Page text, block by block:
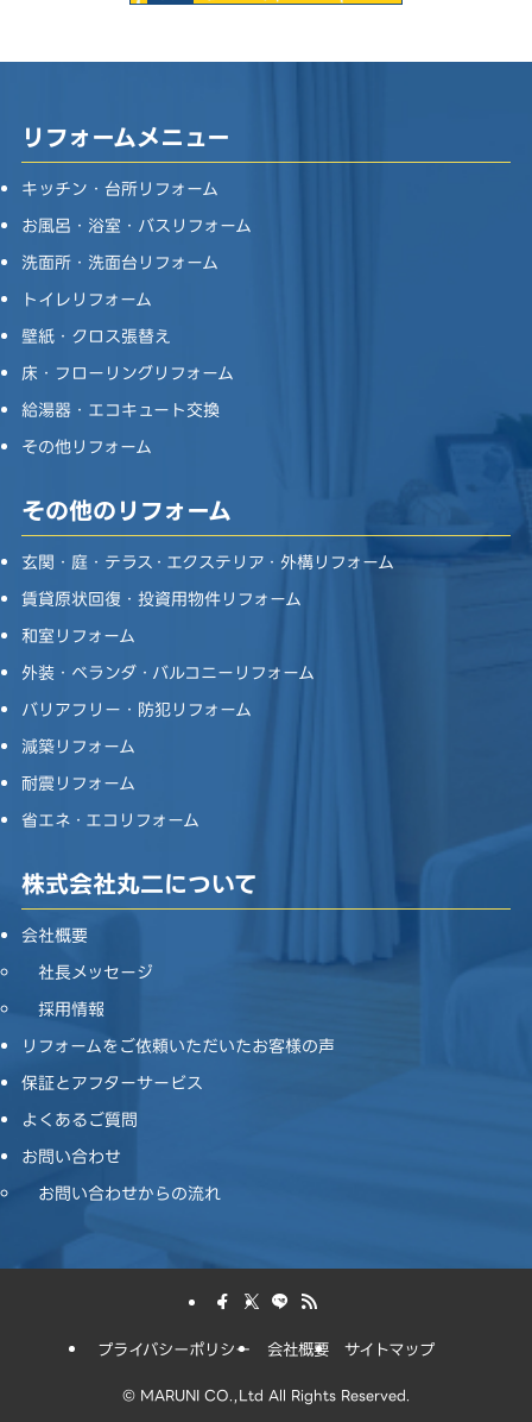
リフォームメニュー
キッチン・台所リフォーム
お風呂・浴室・バスリフォーム
洗面所・洗面台リフォーム
トイレリフォーム
壁紙・クロス張替え
床・フローリングリフォーム
給湯器・エコキュート交換
その他リフォーム
その他のリフォーム
玄関・庭・テラス・エクステリア・外構リフォーム
賃貸原状回復・投資用物件リフォーム
和室リフォーム
外装・ベランダ・バルコニーリフォーム
バリアフリー・防犯リフォーム
減築リフォーム
耐震リフォーム
省エネ・エコリフォーム
株式会社丸二について
会社概要
社長メッセージ
採用情報
リフォームをご依頼いただいたお客様の声
保証とアフターサービス
よくあるご質問
お問い合わせ
お問い合わせからの流れ
プライバシーポリシー 会社概要 サイトマップ
©MARUNI CO.,Ltd All Rights Reserved.